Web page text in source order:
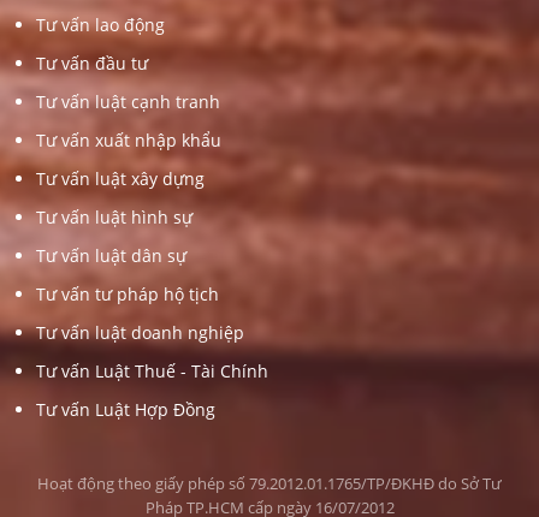
Tư vấn lao động
Tư vấn đầu tư
Tư vấn luật cạnh tranh
Tư vấn xuất nhập khẩu
Tư vấn luật xây dựng
Tư vấn luật hình sự
Tư vấn luật dân sự
Tư vấn tư pháp hộ tịch
Tư vấn luật doanh nghiệp
Tư vấn Luật Thuế - Tài Chính
Tư vấn Luật Hợp Đồng
Hoạt động theo giấy phép số 79.2012.01.1765/TP/ĐKHĐ do Sở Tư
Pháp TP.HCM cấp ngày 16/07/2012